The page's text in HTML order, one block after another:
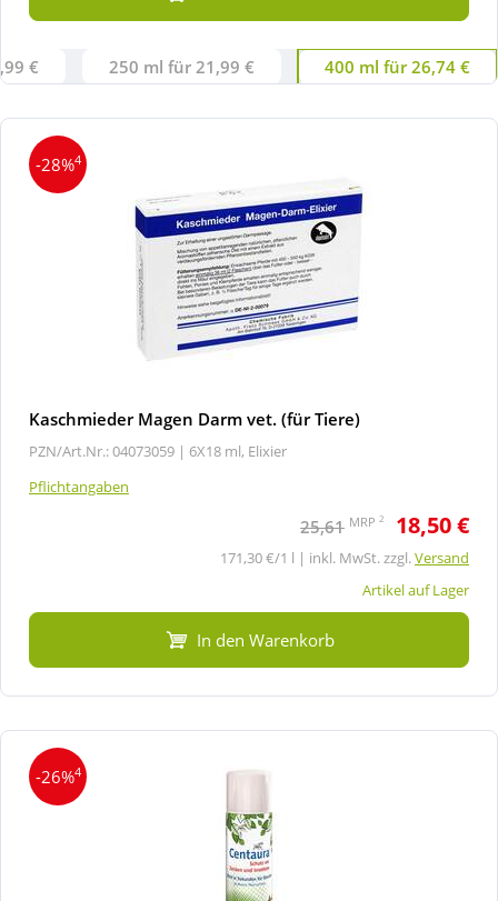
€ 250 ml für 21,99 € 400 ml für 26,74 €
-28%4
Kaschmieder Magen Darm vet. (für Tiere)
PZN/Art.Nr.: 04073059 | 6X18 ml, Elixier
Pflichtangaben
25,61 MRP 2 18,50 €
171,30 €/1 l | inkl. MwSt. zzgl.Versand
Artikel auf Lager
In den Warenkorb
-26%4